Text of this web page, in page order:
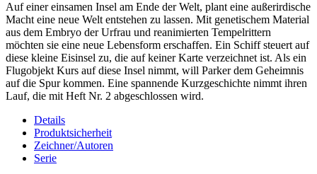
Auf einer einsamen Insel am Ende der Welt, plant eine außerirdische
Macht eine neue Welt entstehen zu lassen. Mit genetischem Material
aus dem Embryo der Urfrau und reanimierten Tempelrittern
möchten sie eine neue Lebensform erschaffen. Ein Schiff steuert auf
diese kleine Eisinsel zu, die auf keiner Karte verzeichnet ist. Als ein
Flugobjekt Kurs auf diese Insel nimmt, will Parker dem Geheimnis
auf die Spur kommen. Eine spannende Kurzgeschichte nimmt ihren
Lauf, die mit Heft Nr. 2 abgeschlossen wird.
Details
Produktsicherheit
Zeichner/Autoren
Serie